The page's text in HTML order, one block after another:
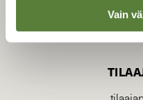
Vain